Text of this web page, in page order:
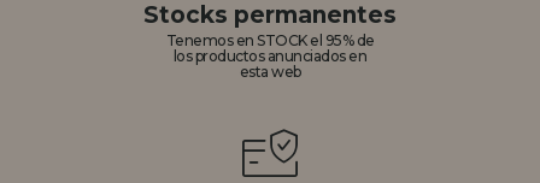
Stocks permanentes
Tenemos en STOCK el 95% de
los productos anunciados en
esta web